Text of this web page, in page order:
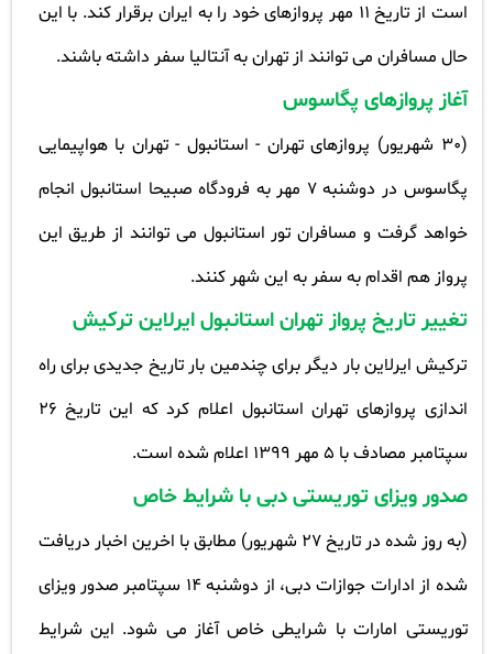
است از تاریخ 11 مهر پروازهای خود را به ایران برقرار کند. با این
حال مسافران می توانند از تهران به آنتالیا سفر داشته باشند.
آغاز پروازهای پگاسوس
(30
شهریور) پروازهای تهران - استانبول - تهران با هواپیمایی
پگاسوس در دوشنبه 7 مهر به فرودگاه صبیحا استانبول انجام
خواهد گرفت و مسافران تور استانبول می توانند از طریق این
پرواز هم اقدام به سفر به این شهر کنند.
تغییر تاریخ پرواز تهران استانبول ایرلاین ترکیش
ترکیش ایرلاین بار دیگر برای چندمین بار تاریخ جدیدی برای راه
اندازی پروازهای تهران استانبول اعلام کرد که این تاریخ 26
سپتامبر مصادف با 5 مهر 1399 اعلام شده است
.
صدور ویزای توریستی دبی با شرایط خاص
(
به روز شده در تاریخ 27 شهریور) مطابق با اخرین اخبار دریافت
شده از ادارات جوازات دبی، از دوشنبه 14 سپتامبر صدور ویزای
توریستی امارات با شرایطی خاص آغاز می شود. این شرایط